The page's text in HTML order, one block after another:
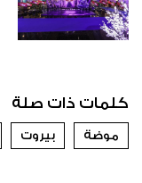
كلمات ذات صلة
موضة بيروت